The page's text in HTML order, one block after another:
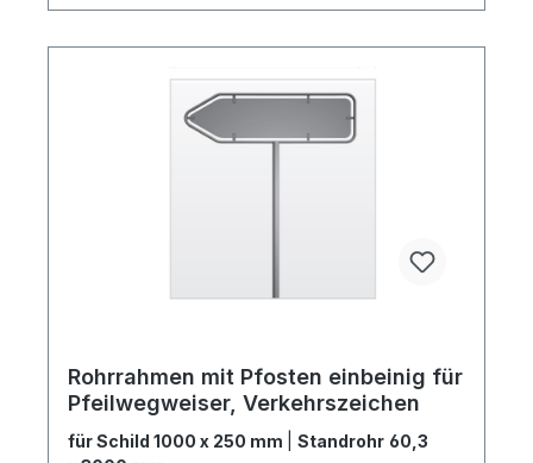
Rohrrahmen mit Pfosten einbeinig für
Pfeilwegweiser, Verkehrszeichen
für Schild 1000 x 250 mm
Standrohr 60,3